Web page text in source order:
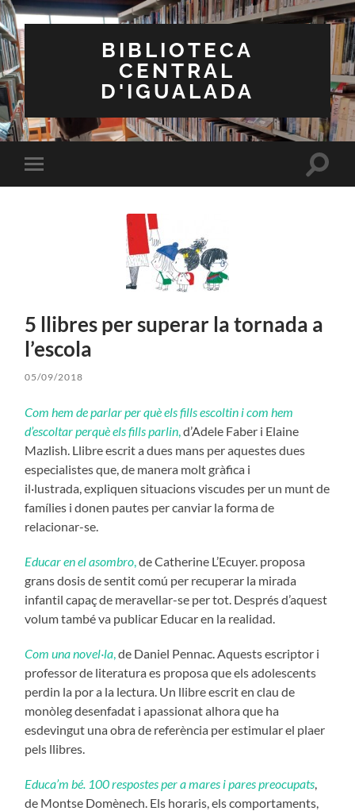
BIBLIOTECA
CENTRAL
D'IGUALADA
Toggle
mobile
Toggle
5 llibres per superar la tornada a
l’escola
05/09/2018
Com hem de parlar per què els fills escoltin i com hem
d’escoltar perquè els fills parlin d’Adele Faber i Elaine
Mazlish. Llibre escrit a dues mans per aquestes dues
especialistes que, de manera molt gràfica i
il·lustrada, expliquen situacions viscudes per un munt de
famílies i donen pautes per canviar la forma de
relacionar-se.
Educar en el asombro de Catherine L’Ecuyer. proposa
grans dosis de sentit comú per recuperar la mirada
infantil capaç de meravellar-se per tot. Després d’aquest
volum també va publicar Educar en la realidad.
Com una novel·la de Daniel Pennac. Aquests escriptor i
professor de literatura es proposa que els adolescents
perdin la por a la lectura. Un llibre escrit en clau de
monòleg desenfadat i apassionat alhora que ha
esdevingut una obra de referència per estimular el plaer
pels llibres.
Educa’m bé. 100 respostes per a mares i pares preocupats
de Montse Domènech. Els horaris, els comportaments,